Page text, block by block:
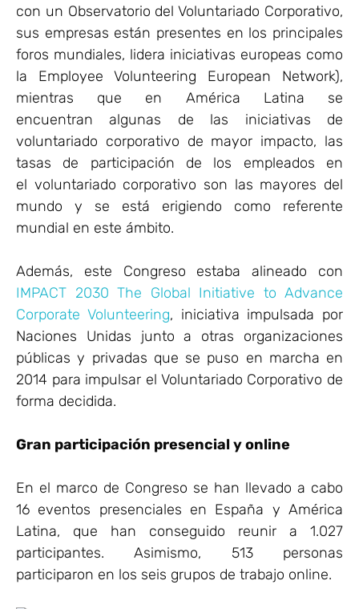
con un Observatorio del Voluntariado Corporativo,
sus empresas están presentes en los principales
foros mundiales, lidera iniciativas europeas como
la Employee Volunteering European Network),
mientras que en América Latina se
encuentran algunas de las iniciativas de
voluntariado corporativo de mayor impacto, las
tasas de participación de los empleados en
el voluntariado corporativo son las mayores del
mundo y se está erigiendo como referente
mundial en este ámbito.
Además, este Congreso estaba alineado con
IMPACT 2030 The Global Initiative to Advance
Corporate Volunteering, iniciativa impulsada por
Naciones Unidas junto a otras organizaciones
públicas y privadas que se puso en marcha en
2014 para impulsar el Voluntariado Corporativo de
forma decidida.
Gran participación presencial y online
En el marco de Congreso se han llevado a cabo
16 eventos presenciales en España y América
Latina, que han conseguido reunir a 1.027
participantes. Asimismo, 513 personas
participaron en los seis grupos de trabajo online.